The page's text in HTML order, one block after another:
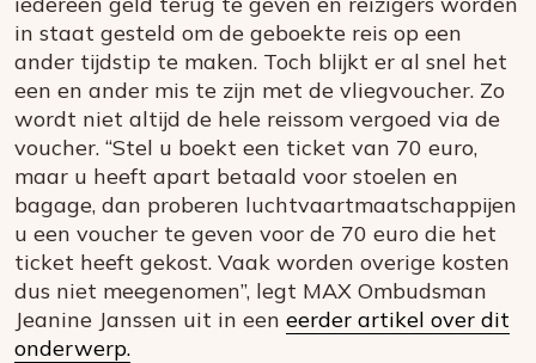
in staat gesteld om de geboekte reis op een
ander tijdstip te maken. Toch blijkt er al snel het
een en ander mis te zijn met de vliegvoucher. Zo
wordt niet altijd de hele reissom vergoed via de
voucher. “Stel u boekt een ticket van 70 euro,
maar u heeft apart betaald voor stoelen en
bagage, dan proberen luchtvaartmaatschappijen
u een voucher te geven voor de 70 euro die het
ticket heeft gekost. Vaak worden overige kosten
dus niet meegenomen”, legt MAX Ombudsman
Jeanine Janssen uit in een eerder artikel over dit
onderwerp.